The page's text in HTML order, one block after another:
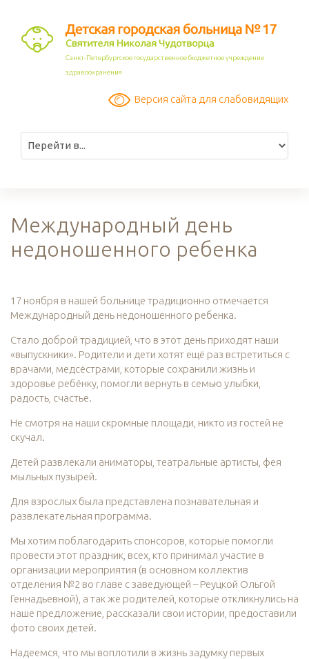
Санкт-Петербургское государственное бюджетное учреждение
здравоохранения
Версия сайта для слабовидящих
Международный день
недоношенного ребенка
17 ноября в нашей больнице традиционно отмечается
Международный день недоношенного ребенка.
Стало доброй традицией, что в этот день приходят наши
«выпускники». Родители и дети хотят ещё раз встретиться с
врачами, медсёстрами, которые сохранили жизнь и
здоровье ребёнку, помогли вернуть в семью улыбки,
радость, счастье.
Не смотря на наши скромные площади, никто из гостей не
скучал.
Детей развлекали аниматоры, театральные артисты, фея
мыльных пузырей.
Для взрослых была представлена познавательная и
развлекательная программа.
Мы хотим поблагодарить спонсоров, которые помогли
провести этот праздник, всех, кто принимал участие в
организации мероприятия (в основном коллектив
отделения №2 во главе с заведующей – Реуцкой Ольгой
Геннадьевной), а так же родителей, которые откликнулись на
наше предложение, рассказали свои истории, предоставили
фото своих детей.
Надеемся, что мы воплотили в жизнь задумку первых